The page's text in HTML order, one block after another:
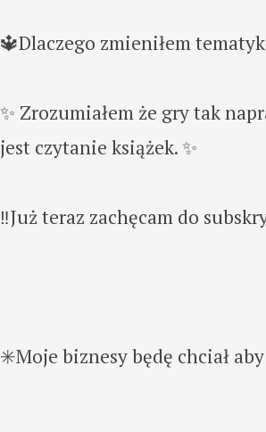
🔱Dlaczego zmieniłem
✨ Zrozumiałem że gry tak
jest czytanie książek. ✨
‼️Już teraz zachęcam do
✳️Moje biznesy będę chciał